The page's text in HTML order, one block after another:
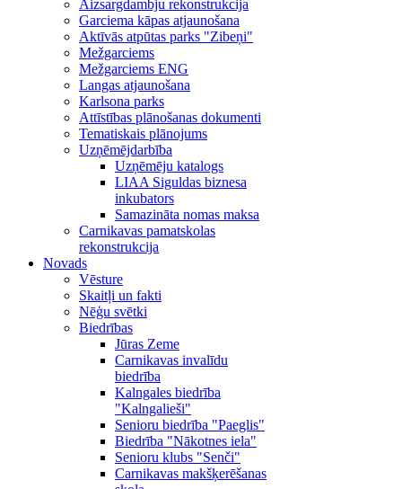
Aizsargdambju rekonstrukcija
Garciema kāpas atjaunošana
Aktīvās atpūtas parks "Zibeņi"
Mežgarciems
Mežgarciems ENG
Langas atjaunošana
Karlsona parks
Attīstības plānošanas dokumenti
Tematiskais plānojums
Uzņēmējdarbība
Uzņēmēju katalogs
LIAA Siguldas biznesa
inkubators
Samazināta nomas maksa
Carnikavas pamatskolas
rekonstrukcija
Novads
Vēsture
Skaitļi un fakti
Nēģu svētki
Biedrības
Jūras Zeme
Carnikavas invalīdu
biedrība
Kalngales biedrība
"Kalngalieši"
Senioru biedrība "Paeglis"
Biedrība "Nākotnes iela"
Senioru klubs "Senči"
Carnikavas makšķerēšanas